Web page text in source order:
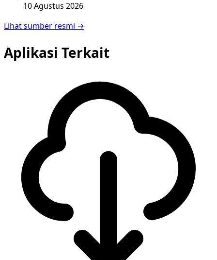
10 Agustus 2026
Lihat sumber resmi →
Aplikasi Terkait